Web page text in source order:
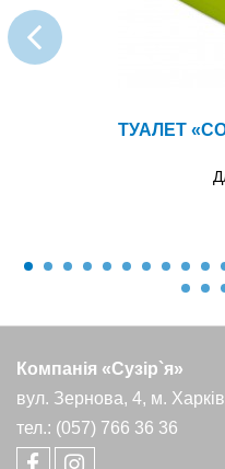
ТУАЛЕТ
Компанія «Сузір`я»
вул. Зернова, 4, м.
тел.: (057) 766 36 36